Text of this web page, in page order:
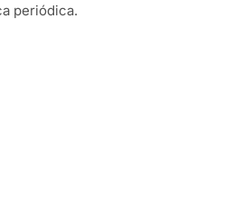
periódica.